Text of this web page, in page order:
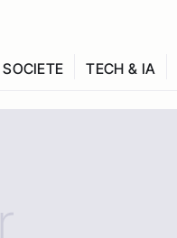
SOCIETE TECH & IA